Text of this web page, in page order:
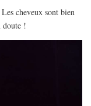
cheveux sont bien
doute !